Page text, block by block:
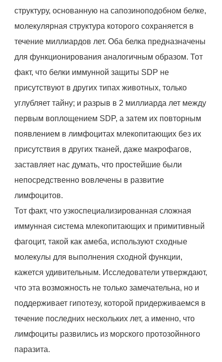
структуру, основанную на сапозиноподобном белке,
молекулярная структура которого сохраняется в
течение миллиардов лет. Оба белка предназначены
для функционирования аналогичным образом. Тот
факт, что белки иммунной защиты SDP не
присутствуют в других типах животных, только
углубляет тайну; и разрыв в 2 миллиарда лет между
первым воплощением SDP, а затем их повторным
появлением в лимфоцитах млекопитающих без их
присутствия в других тканей, даже макрофагов,
заставляет нас думать, что простейшие были
непосредственно вовлечены в развитие
лимфоцитов.
Тот факт, что узкоспециализированная сложная
иммунная система млекопитающих и примитивный
фагоцит, такой как амеба, используют сходные
молекулы для выполнения сходной функции,
кажется удивительным. Исследователи утверждают,
что эта возможность не только замечательна, но и
поддерживает гипотезу, которой придерживаемся в
течение последних нескольких лет, а именно, что
лимфоциты развились из морского протозойнного
паразита.